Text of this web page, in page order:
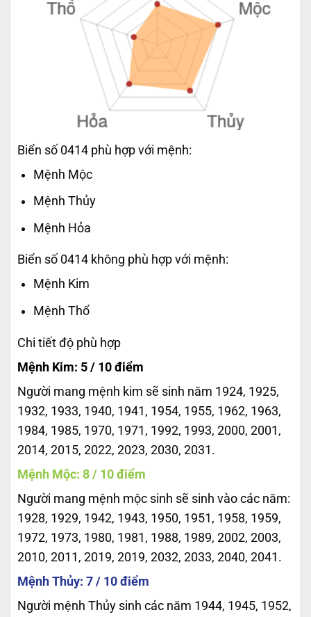
Biển số 0414 phù hợp với mệnh:
Mệnh Mộc
Mệnh Thủy
Mệnh Hỏa
Biển số 0414 không phù hợp với mệnh:
Mệnh Kim
Mệnh Thổ
Chi tiết độ phù hợp
Mệnh Kim: 5 / 10 điểm
Người mang mệnh kim sẽ sinh năm 1924, 1925,
1932, 1933, 1940, 1941, 1954, 1955, 1962, 1963,
1984, 1985, 1970, 1971, 1992, 1993, 2000, 2001,
2014, 2015, 2022, 2023, 2030, 2031.
Mệnh Mộc: 8 / 10 điểm
Người mang mệnh mộc sinh sẽ sinh vào các năm:
1928, 1929, 1942, 1943, 1950, 1951, 1958, 1959,
1972, 1973, 1980, 1981, 1988, 1989, 2002, 2003,
2010, 2011, 2019, 2019, 2032, 2033, 2040, 2041.
Mệnh Thủy: 7 / 10 điểm
Người mệnh Thủy sinh các năm 1944, 1945, 1952,